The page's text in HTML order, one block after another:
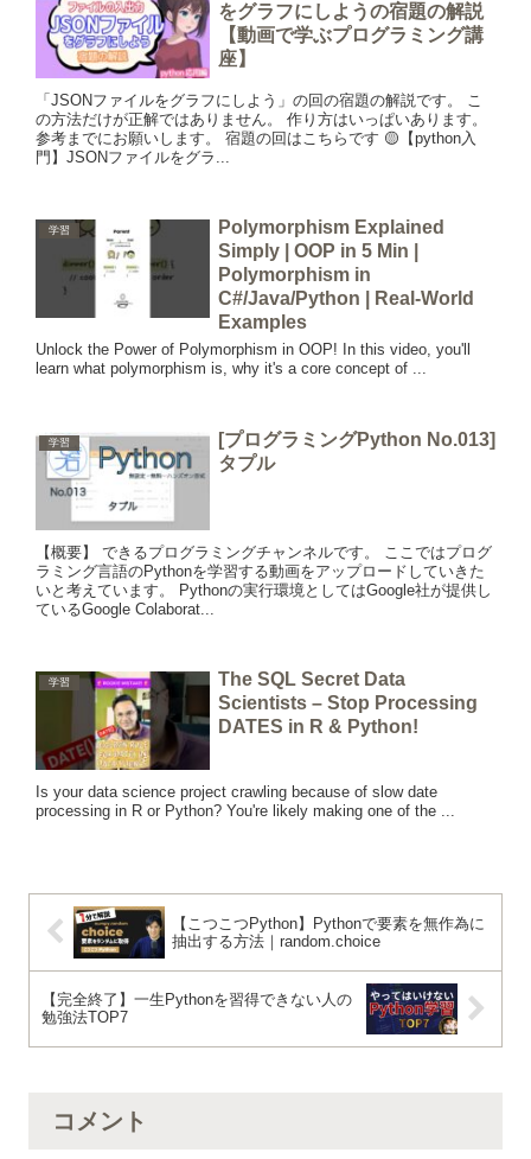
をグラフにしようの宿題の解説
【動画で学ぶプログラミング講
座】
「JSONファイルをグラフにしよう」の回の宿題の解説です。 こ
の方法だけが正解ではありません。 作り方はいっぱいあります。
参考までにお願いします。 宿題の回はこちらです 🟡【python入
門】JSONファイルをグラ...
学習
Polymorphism Explained
Simply | OOP in 5 Min |
Polymorphism in
C#/Java/Python | Real-World
Examples
Unlock the Power of Polymorphism in OOP! In this video, you'll
learn what polymorphism is, why it's a core concept of ...
学習
[プログラミングPython No.013]
タプル
【概要】 できるプログラミングチャンネルです。 ここではプログ
ラミング言語のPythonを学習する動画をアップロードしていきた
いと考えています。 Pythonの実行環境としてはGoogle社が提供し
ているGoogle Colaborat...
学習
The SQL Secret Data
Scientists – Stop Processing
DATES in R & Python!
Is your data science project crawling because of slow date
processing in R or Python? You're likely making one of the ...
【こつこつPython】Pythonで要素を無作為に
抽出する方法｜random.choice
【完全終了】一生Pythonを習得できない人の
勉強法TOP7
コメント